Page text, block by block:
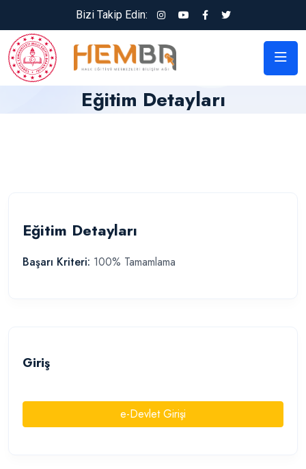
Bizi Takip Edin:
Eğitim Detayları
Eğitim Detayları
Başarı Kriteri: 100% Tamamlama
Giriş
e-Devlet Girişi